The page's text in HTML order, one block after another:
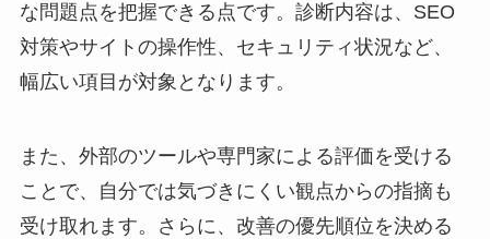
な問題点を把握できる点です。診断内容は、SEO
対策やサイトの操作性、セキュリティ状況など、
幅広い項目が対象となります。
また、外部のツールや専門家による評価を受ける
ことで、自分では気づきにくい観点からの指摘も
受け取れます。さらに、改善の優先順位を決める